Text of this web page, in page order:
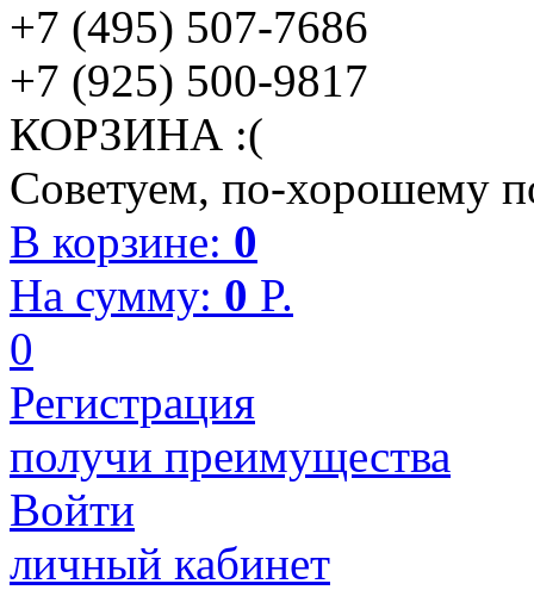
+7 (495) 507-7686
+7 (925) 500-9817
КОРЗИНА :(
Советуем, по-хорошему
В корзине: 0
На сумму: 0 P.
0
Регистрация
получи преимущества
Войти
личный кабинет